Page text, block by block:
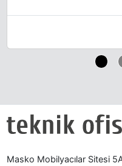
Masko Mobilyacılar Sitesi